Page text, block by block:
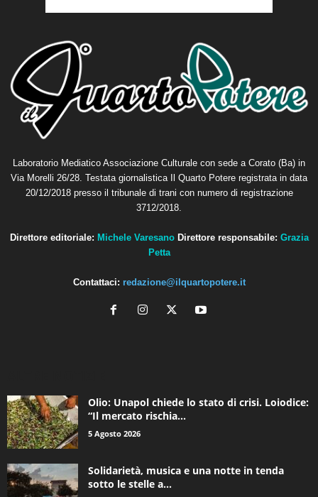
Laboratorio Mediatico Associazione Culturale con sede a Corato (Ba) in
Via Morelli 26/28. Testata giornalistica Il Quarto Potere registrata in data
20/12/2018 presso il tribunale di trani con numero di registrazione
3712/2018.
Direttore editoriale: Michele Varesano Direttore responsabile: Grazia
Petta
Contattaci: redazione@ilquartopotere.it
Olio: Unapol chiede lo stato di crisi. Loiodice:
“Il mercato rischia...
5 Agosto 2026
Solidarietà, musica e una notte in tenda
sotto le stelle a...